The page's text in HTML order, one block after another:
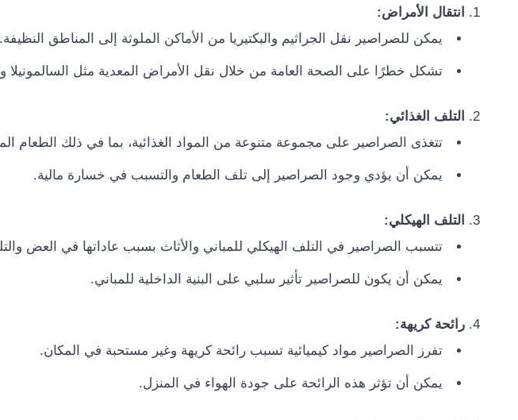
انتقال الأمراض:
يمكن للصراصير نقل الجراثيم والبكتيريا من الأماكن الملوثة إلى المناطق النظيفة.
تشكل خطرًا على الصحة العامة من خلال نقل الأمراض المعدية مثل السالمونيلا
التلف الغذائي:
تتغذى الصراصير على مجموعة متنوعة من المواد الغذائية، بما في ذلك الطعام
يمكن أن يؤدي وجود الصراصير إلى تلف الطعام والتسبب في خسارة مالية.
التلف الهيكلي:
تتسبب الصراصير في التلف الهيكلي للمباني والأثاث بسبب عاداتها في العض
يمكن أن يكون للصراصير تأثير سلبي على البنية الداخلية للمباني.
رائحة كريهة:
تفرز الصراصير مواد كيميائية تسبب رائحة كريهة وغير مستحبة في المكان.
يمكن أن تؤثر هذه الرائحة على جودة الهواء في المنزل.